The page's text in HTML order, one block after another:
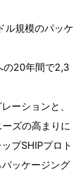
ル規模のパッケ
の20年間で2,3
ーションと、
ズの高まりに
プSHIPプロト
ッケージング